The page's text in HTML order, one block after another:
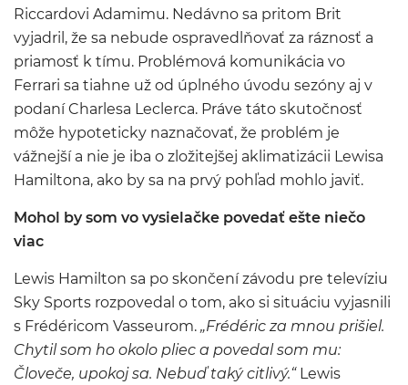
Riccardovi Adamimu. Nedávno sa pritom Brit
vyjadril, že sa nebude ospravedlňovať za ráznosť a
priamosť k tímu. Problémová komunikácia vo
Ferrari sa tiahne už od úplného úvodu sezóny aj v
podaní Charlesa Leclerca. Práve táto skutočnosť
môže hypoteticky naznačovať, že problém je
vážnejší a nie je iba o zložitejšej aklimatizácii Lewisa
Hamiltona, ako by sa na prvý pohľad mohlo javiť.
Mohol by som vo vysielačke povedať ešte niečo
viac
Lewis Hamilton sa po skončení závodu pre televíziu
Sky Sports rozpovedal o tom, ako si situáciu vyjasnili
s Frédéricom Vasseurom. „Frédéric za mnou prišiel.
Chytil som ho okolo pliec a povedal som mu:
Človeče, upokoj sa. Nebuď taký citlivý.“ Lewis